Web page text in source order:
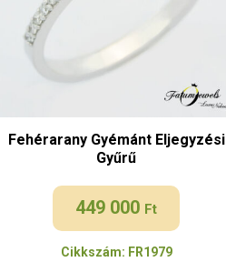
Fehérarany Gyémánt Eljegyzési
Gyűrű
449 000 Ft
Cikkszám: FR1979